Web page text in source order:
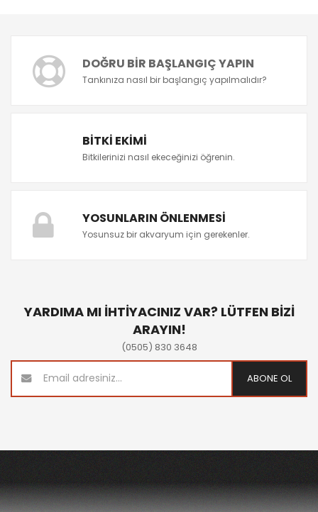
DOĞRU BIR BAŞLANGIÇ YAPIN
Tankınıza nasıl bir başlangıç yapılmalıdır?
BITKI EKIMI
Bitkilerinizi nasıl ekeceğinizi öğrenin.
YOSUNLARIN ÖNLENMESI
Yosunsuz bir akvaryum için gerekenler.
YARDIMA MI İHTİYACINIZ VAR? LÜTFEN BİZİ
ARAYIN!
(0505) 830 3648
ABONE OL